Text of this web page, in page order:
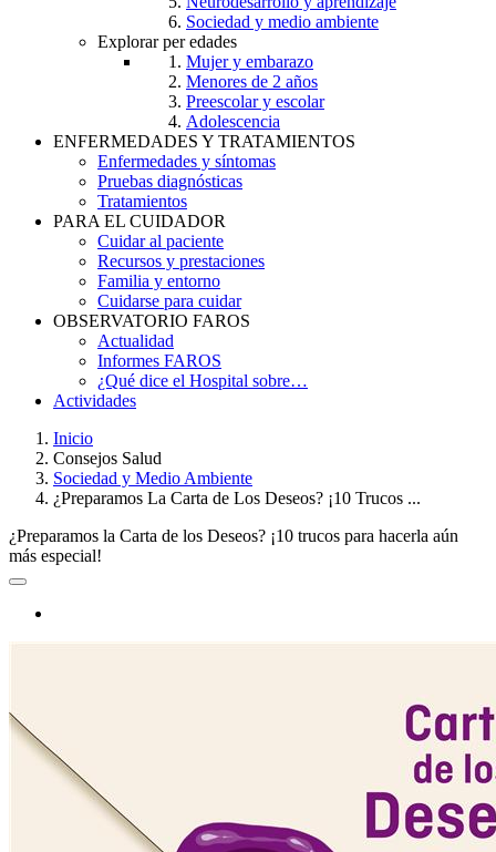
Sociedad y medio ambiente
Explorar per edades
Mujer y embarazo
Menores de 2 años
Preescolar y escolar
Adolescencia
ENFERMEDADES Y TRATAMIENTOS
Enfermedades y síntomas
Pruebas diagnósticas
Tratamientos
PARA EL CUIDADOR
Cuidar al paciente
Recursos y prestaciones
Familia y entorno
Cuidarse para cuidar
OBSERVATORIO FAROS
Actualidad
Informes FAROS
¿Qué dice el Hospital sobre…
Actividades
Breadcrumb
Inicio
Consejos Salud
Sociedad y Medio Ambiente
¿Preparamos La Carta de Los Deseos? ¡10 Trucos ...
¿Preparamos la Carta de los Deseos? ¡10 trucos para hacerla aún
más especial!